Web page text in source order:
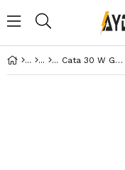
Cata 30 W Günışığı Cunda Dış Mekan Led Aplik Ct 7084